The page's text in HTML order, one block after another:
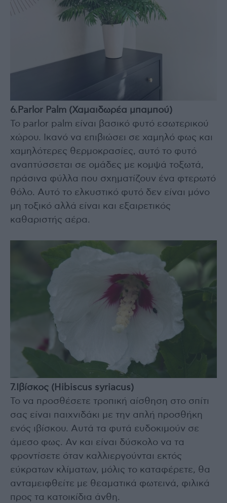
6.Parlor Palm (Χαμαιδωρέα μπαμπού)
Το parlor palm είναι βασικό φυτό εσωτερικού
χώρου. Ικανό να επιβιώσει σε χαμηλό φως και
χαμηλότερες θερμοκρασίες, αυτό το φυτό
αναπτύσσεται σε ομάδες με κομψά τοξωτά,
πράσινα φύλλα που σχηματίζουν ένα φτερωτό
θόλο. Αυτό το ελκυστικό φυτό δεν είναι μόνο
μη τοξικό αλλά είναι και εξαιρετικός
καθαριστής αέρα.
7.Ιβίσκος (Hibiscus syriacus)
Το να προσθέσετε τροπική αίσθηση στο σπίτι
σας είναι παιχνιδάκι με την απλή προσθήκη
ενός ιβίσκου. Αυτά τα φυτά ευδοκιμούν σε
άμεσο φως. Αν και είναι δύσκολο να τα
φροντίσετε όταν καλλιεργούνται εκτός
εύκρατων κλίματων, μόλις το καταφέρετε, θα
ανταμειφθείτε με θεαματικά φωτεινά, φιλικά
προς τα κατοικίδια άνθη.